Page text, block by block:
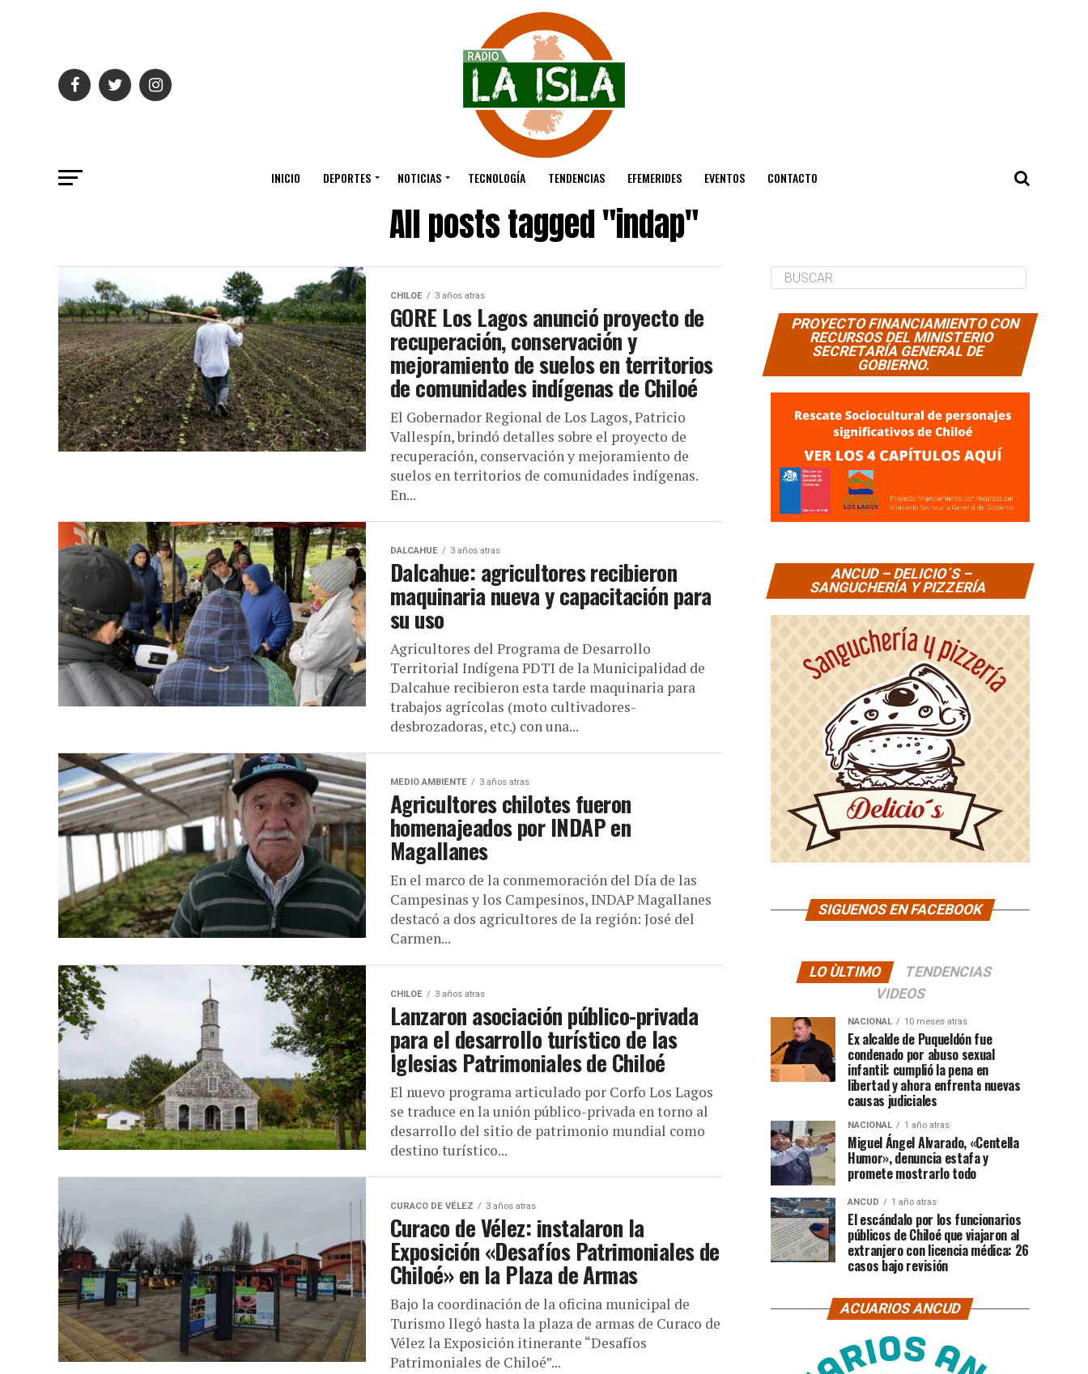
INICIO DEPORTES NOTICIAS TECNOLOGÍA TENDENCIAS EFEMERIDES EVENTOS CONTACTO
All posts tagged "indap"
CHILOE 3 años atras
GORE Los Lagos anunció proyecto de
recuperación, conservación y
mejoramiento de suelos en territorios
de comunidades indí­genas de Chiloé
El Gobernador Regional de Los Lagos, Patricio
Vallespín, brindó detalles sobre el proyecto de
recuperación, conservación y mejoramiento de
suelos en territorios de comunidades indígenas.
En...
DALCAHUE 3 años atras
Dalcahue: agricultores recibieron
maquinaria nueva y capacitación para
su uso
Agricultores del Programa de Desarrollo
Territorial Indígena PDTI de la Municipalidad de
Dalcahue recibieron esta tarde maquinaria para
trabajos agrícolas (moto cultivadores-
desbrozadoras, etc.) con una...
MEDIO AMBIENTE 3 años atras
Agricultores chilotes fueron
homenajeados por INDAP en
Magallanes
En el marco de la conmemoración del Día de las
Campesinas y los Campesinos, INDAP Magallanes
destacó a dos agricultores de la región: José del
Carmen...
CHILOE 3 años atras
Lanzaron asociación público-privada
para el desarrollo turístico de las
Iglesias Patrimoniales de Chiloé
El nuevo programa articulado por Corfo Los Lagos
se traduce en la unión público-privada en torno al
desarrollo del sitio de patrimonio mundial como
destino turístico...
CURACO DE VÉLEZ 3 años atras
Curaco de Vélez: instalaron la
Exposición «Desafíos Patrimoniales de
Chiloé» en la Plaza de Armas
Bajo la coordinación de la oficina municipal de
Turismo llegó hasta la plaza de armas de Curaco de
Vélez la Exposición itinerante “Desafíos
Patrimoniales de Chiloé”...
PROYECTO FINANCIAMIENTO CON
RECURSOS DEL MINISTERIO
SECRETARÍA GENERAL DE
GOBIERNO.
ANCUD – DELICIO´S –
SANGUCHERÍA Y PIZZERÍA
SIGUENOS EN FACEBOOK
LO ÙLTIMO
TENDENCIAS
VIDEOS
NACIONAL 10 meses atras
Ex alcalde de Puqueldón fue
condenado por abuso sexual
infantil: cumplió la pena en
libertad y ahora enfrenta nuevas
causas judiciales
NACIONAL 1 año atras
Miguel Ángel Alvarado, «Centella
Humor», denuncia estafa y
promete mostrarlo todo
ANCUD 1 año atras
El escándalo por los funcionarios
públicos de Chiloé que viajaron al
extranjero con licencia médica: 26
casos bajo revisión
ACUARIOS ANCUD